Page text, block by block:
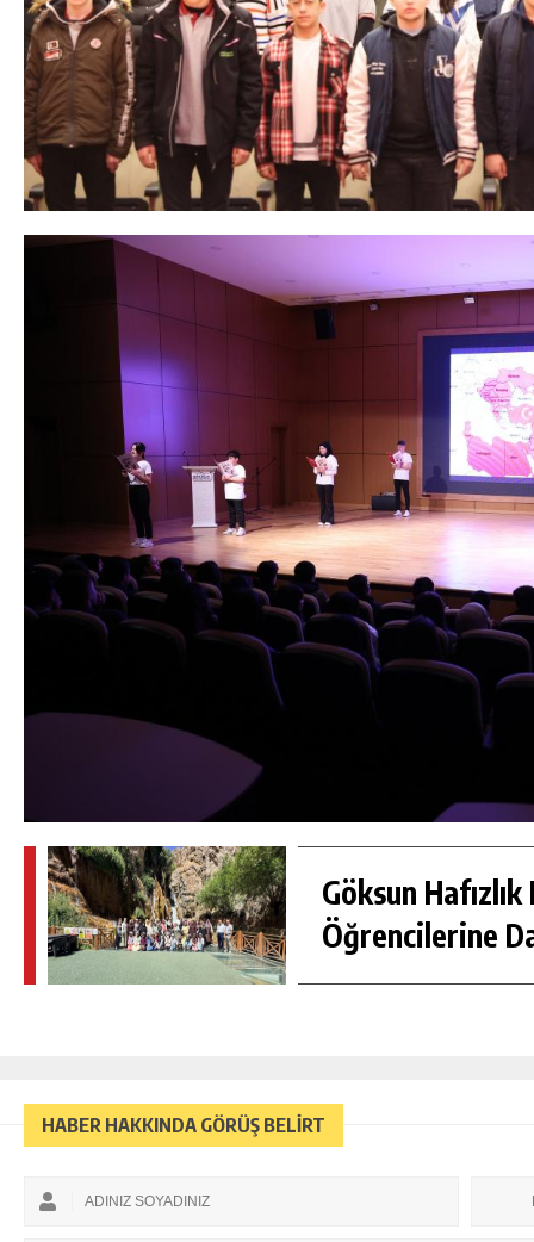
Göksun Hafızlık
Öğrencilerine
HABER HAKKINDA GÖRÜŞ BELİRT